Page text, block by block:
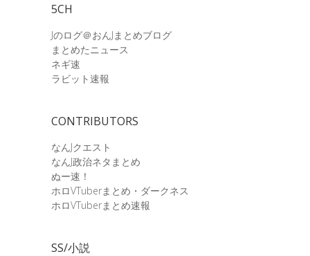
5CH
Jのログ＠おんJまとめブログ
まとめたニュース
ネギ速
ラビット速報
CONTRIBUTORS
なんJクエスト
なんJ政治ネタまとめ
ぬー速！
ホロVTuberまとめ・ダークネス
ホロVTuberまとめ速報
SS/小説